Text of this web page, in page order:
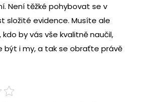
Není těžké pohybovat se v
složité evidence. Musíte ale
by vás vše kvalitně naučil,
být i my, a tak se obraťte právě